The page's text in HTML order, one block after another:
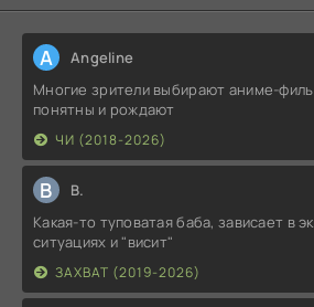
A Angeline
Многие зрители выбирают аниме-
понятны и рождают
ЧИ (2018-2026)
В В.
Какая-то туповатая баба, зависает в
ситуациях и "висит"
ЗАХВАТ (2019-2026)